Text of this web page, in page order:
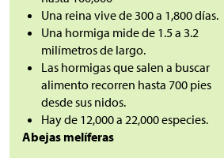
Una reina vive de 300 a 1,800 días.
Una hormiga mide de 1.5 a 3.2
milímetros de largo.
Las hormigas que salen a buscar
alimento recorren hasta 700 pies
desde sus nidos.
Hay de 12,000 a 22,000 especies.
Abejas melíferas